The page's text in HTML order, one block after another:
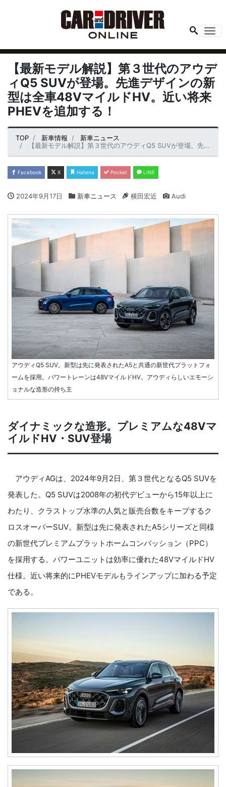
【最新モデル解説】第３世代のアウデ
ィQ5 SUVが登場。先進デザインの新
型は全車48VマイルドHV。近い将来
PHEVを追加する！
TOP 新車情報
新車ニュース
【最新モデル解説】第３世代のアウディQ5 SUVが登場。先進デザインの新型は全車48VマイルドHV。近い将来PHEVを追加する！
Facebook X Hatena Pocket LINE
2024年9月17日 新車ニュース 横田宏近 Audi
アウディQ5 SUV。新型は先に発表されたA5と共通の新世代プラットフォ
ームを採用。パワートレーンは48VマイルドHV。アウディらしいエモーシ
ョナルな造形の持ち主
ダイナミックな造形。プレミアムな48Vマ
イルドHV・SUV登場
アウディAGは、2024年9月2日、第３世代となるQ5 SUVを
発表した。Q5 SUVは2008年の初代デビューから15年以上に
わたり、クラストップ水準の人気と販売台数をキープするク
ロスオーバーSUV。新型は先に発表されたA5シリーズと同様
の新世代プレミアムプラットホームコンバッション（PPC）
を採用する。パワーユニットは効率に優れた48VマイルドHV
仕様。近い将来的にPHEVモデルもラインアップに加わる予定
である。